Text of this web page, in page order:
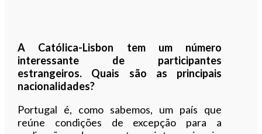
A Católica-Lisbon tem um número
interessante de participantes
estrangeiros. Quais são as principais
nacionalidades?
Portugal é, como sabemos, um país que
reúne condições de excepção para a